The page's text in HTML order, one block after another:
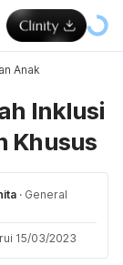
Anak
Inklusi
Khusus
· General
15/03/2023